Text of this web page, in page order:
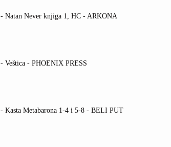
- Natan Never knjiga 1, HC - ARKONA
- Veštica - PHOENIX PRESS
- Kasta Metabarona 1-4 i 5-8 - BELI PUT